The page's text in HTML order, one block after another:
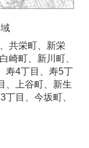
共栄町、新栄
崎町、新川町、
寿4丁目、寿5丁
、上谷町、新生
目、今坂町、